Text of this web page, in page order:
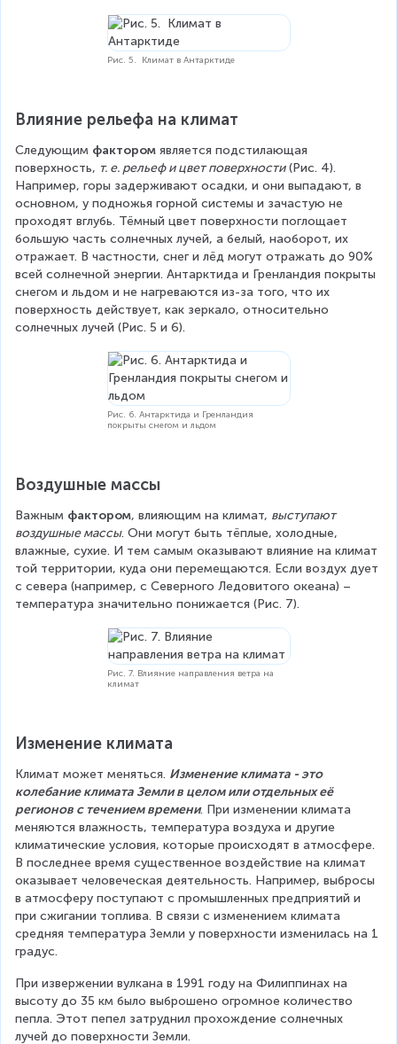
Рис. 5. Климат в Антарктиде
Влияние рельефа на климат
Следующим фактором является подстилающая
поверхность, т. е. рельеф и цвет поверхности (Рис. 4).
Например, горы задерживают осадки, и они выпадают, в
основном, у подножья горной системы и зачастую не
проходят вглубь. Тёмный цвет поверхности поглощает
большую часть солнечных лучей, а белый, наоборот, их
отражает. В частности, снег и лёд могут отражать до 90%
всей солнечной энергии. Антарктида и Гренландия покрыты
снегом и льдом и не нагреваются из-за того, что их
поверхность действует, как зеркало, относительно
солнечных лучей (Рис. 5 и 6).
Рис. 6. Антарктида и Гренландия
покрыты снегом и льдом
Воздушные массы
Важным фактором, влияющим на климат, выступают
воздушные массы. Они могут быть тёплые, холодные,
влажные, сухие. И тем самым оказывают влияние на климат
той территории, куда они перемещаются. Если воздух дует
с севера (например, с Северного Ледовитого океана) –
температура значительно понижается (Рис. 7).
Рис. 7. Влияние направления ветра на
климат
Изменение климата
Климат может меняться. Изменение климата - это
колебание климата Земли в целом или отдельных её
регионов с течением времени. При изменении климата
меняются влажность, температура воздуха и другие
климатические условия, которые происходят в атмосфере.
В последнее время существенное воздействие на климат
оказывает человеческая деятельность. Например, выбросы
в атмосферу поступают с промышленных предприятий и
при сжигании топлива. В связи с изменением климата
средняя температура Земли у поверхности изменилась на 1
градус.
При извержении вулкана в 1991 году на Филиппинах на
высоту до 35 км было выброшено огромное количество
пепла. Этот пепел затруднил прохождение солнечных
лучей до поверхности Земли.